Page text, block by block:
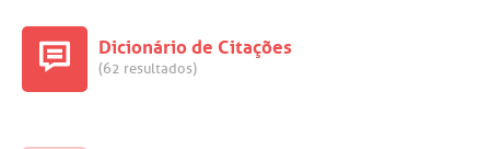
Dicionário de Citações
(62 resultados)